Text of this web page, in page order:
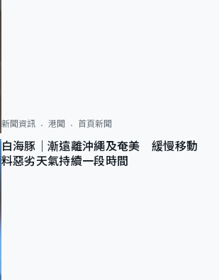
新聞資訊 港聞 首頁新聞
白海豚｜漸遠離沖繩及奄美 緩慢移動
料惡劣天氣持續一段時間